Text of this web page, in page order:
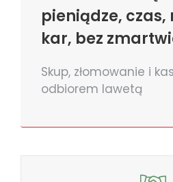
pieniądze, czas,
kar, bez
Skup, złomowanie i
odbiorem lawetą